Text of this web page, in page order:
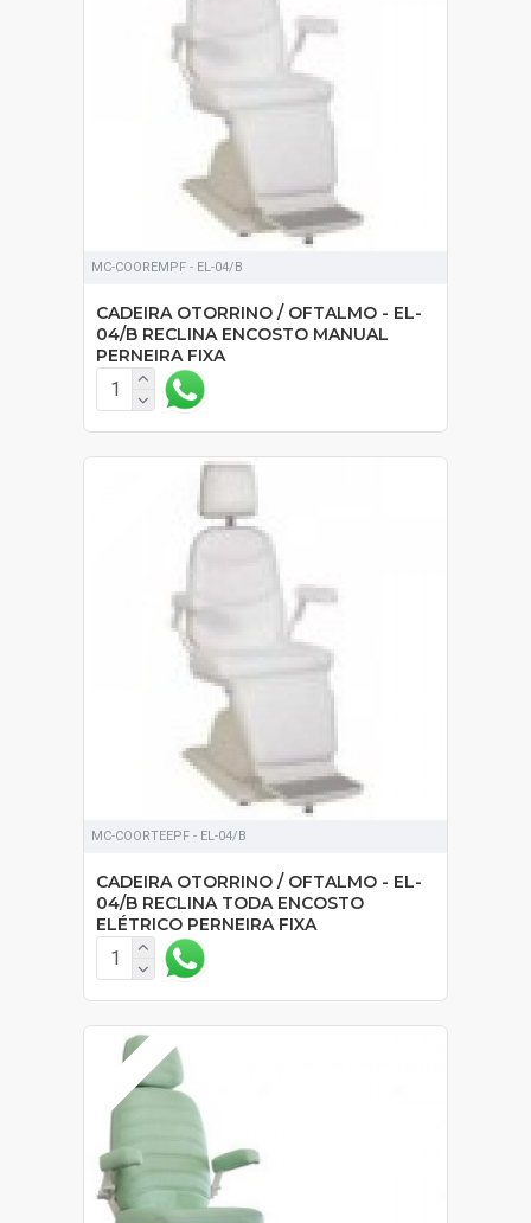
MC-COOREMPF - EL-04/B
CADEIRA OTORRINO / OFTALMO - EL-
04/B RECLINA ENCOSTO MANUAL
PERNEIRA FIXA
MC-COORTEEPF - EL-04/B
CADEIRA OTORRINO / OFTALMO - EL-
04/B RECLINA TODA ENCOSTO
ELÉTRICO PERNEIRA FIXA
EM ESTOQUE